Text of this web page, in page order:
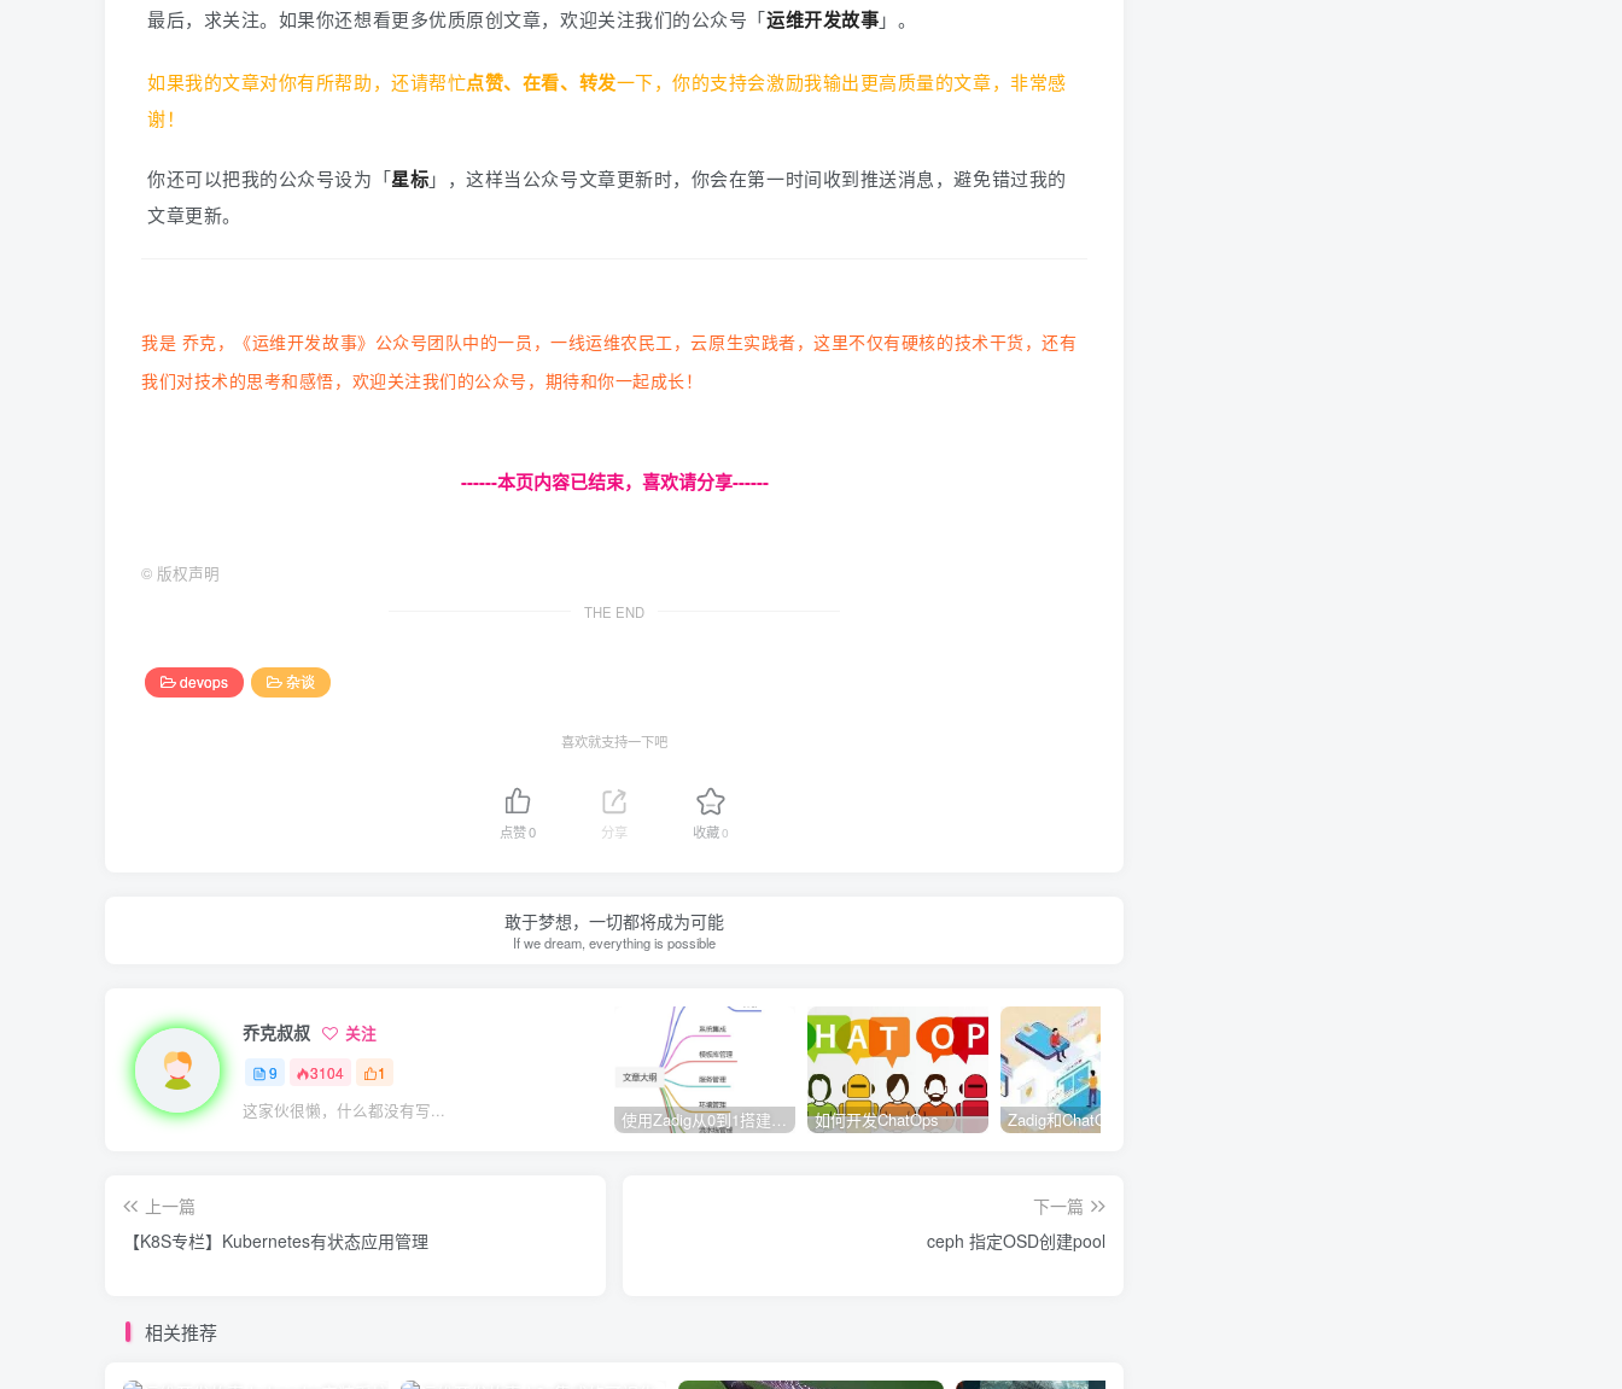
最后，求关注。 如果你还想看更多优质原创文章，欢迎关注我们的公众号「运维开发故事 」。
如果我的文章对你有所帮助，还请帮忙点赞、在看、转发一下，你的支持会激励我输出更高质量的文章，非常感
谢！
你还可以把我的公众号设为「星标 」，这样当公众号文章更新时，你会在第一时间收到推送消息，避免错过我的
文章更新。
我是 乔克，《运维开发故事》公众号团队中的一员，一线运维农民工，云原生实践者，这里不仅有硬核的技术干货，还有
我们对技术的思考和感悟，欢迎关注我们的公众号，期待和你一起成长！
------本页内容已结束，喜欢请分享------
© 版权声明
THE END
devops 杂谈
喜欢就支持一下吧
点赞0 分享 收藏0
敢于梦想，一切都将成为可能
If we dream, everything is possible
乔克叔叔 关注
9 3104 1
这家伙很懒，什么都没有写... 使用Zadig从0到1搭建持续交付平台 如何开发ChatOps
上一篇
【K8S专栏】Kubernetes有状态应用管理
下一篇
ceph 指定OSD创建pool
相关推荐